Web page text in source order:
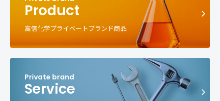
Product
高信化学プライベートブランド商品
Service